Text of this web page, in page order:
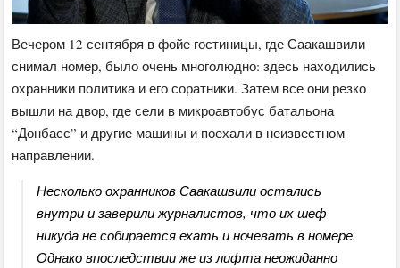
Вечером 12 сентября в фойе гостиницы, где Саакашвили
снимал номер, было очень многолюдно: здесь находились
охранники политика и его соратники. Затем все они резко
вышли на двор, где сели в микроавтобус батальона
“Донбасс” и другие машины и поехали в неизвестном
направлении.
Несколько охранников Саакашвили остались
внутри и заверили журналистов, что их шеф
никуда не собирается ехать и ночевать в номере.
Однако впоследствии же из лифта неожиданно